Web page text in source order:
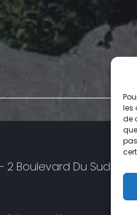
les
de
2 Boulevard Du Sud